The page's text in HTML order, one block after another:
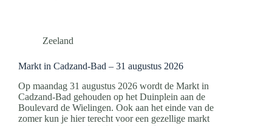
Zeeland
Markt in Cadzand-Bad – 31 augustus 2026
Op maandag 31 augustus 2026 wordt de Markt in
Cadzand-Bad gehouden op het Duinplein aan de
Boulevard de Wielingen. Ook aan het einde van de
zomer kun je hier terecht voor een gezellige markt